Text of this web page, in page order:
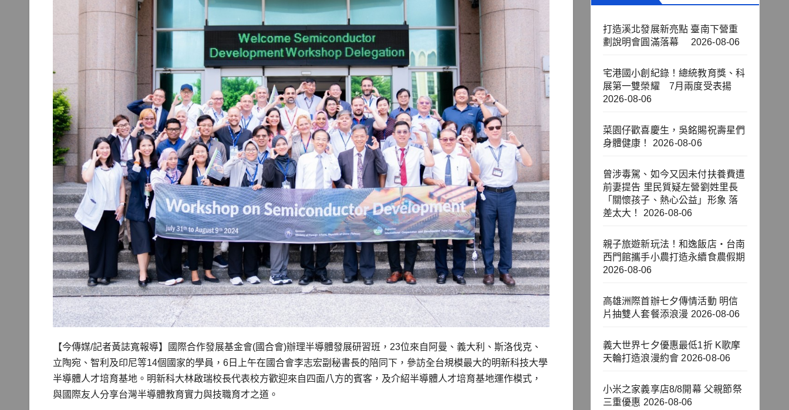
【今傳媒/記者黃誌寬報導】國際合作發展基金會(國合會)辦理半導體發展研習班，23位來自阿曼、義大利、斯洛伐克、
立陶宛、智利及印尼等14個國家的學員，6日上午在國合會李志宏副秘書長的陪同下，參訪全台規模最大的明新科技大學
半導體人才培育基地。明新科大林啟瑞校長代表校方歡迎來自四面八方的賓客，及介紹半導體人才培育基地運作模式，
與國際友人分享台灣半導體教育實力與技職育才之道。
打造溪北發展新亮點 臺南下營重
劃說明會圓滿落幕
2026-08-06
宅港國小創紀錄！總統教育獎、科
展第一雙榮耀 7月兩度受表揚
2026-08-06
菜園仔歡喜慶生，吳銘賜祝壽星們
身體健康！
2026-08-06
曾涉毒駕、如今又因未付扶養費遭
前妻提告 里民質疑左營劉姓里長
「關懷孩子、熱心公益」形象 落
差太大！
2026-08-06
親子旅遊新玩法！和逸飯店‧台南
西門館攜手小農打造永續食農假期
2026-08-06
高雄洲際首辦七夕傳情活動 明信
片抽雙人套餐添浪漫 2026-08-06
義大世界七夕優惠最低1折 K歌摩
天輪打造浪漫約會 2026-08-06
小米之家義享店8/8開幕 父親節祭
三重優惠 2026-08-06